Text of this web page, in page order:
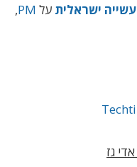
ישראלית על PM
,